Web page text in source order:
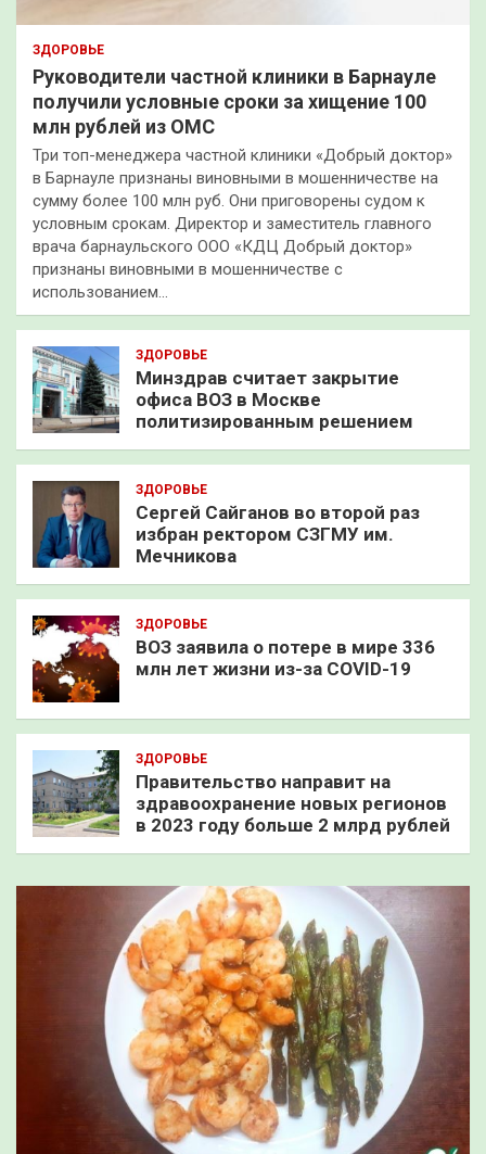
ЗДОРОВЬЕ
Руководители частной клиники в Барнауле
получили условные сроки за хищение 100
млн рублей из ОМС
Три топ-менеджера частной клиники «Добрый доктор»
в Барнауле признаны виновными в мошенничестве на
сумму более 100 млн руб. Они приговорены судом к
условным срокам. Директор и заместитель главного
врача барнаульского ООО «КДЦ Добрый доктор»
признаны виновными в мошенничестве с
использованием…
ЗДОРОВЬЕ
Минздрав считает закрытие
офиса ВОЗ в Москве
политизированным решением
ЗДОРОВЬЕ
Сергей Сайганов во второй раз
избран ректором СЗГМУ им.
Мечникова
ЗДОРОВЬЕ
ВОЗ заявила о потере в мире 336
млн лет жизни из-за COVID-19
ЗДОРОВЬЕ
Правительство направит на
здравоохранение новых регионов
в 2023 году больше 2 млрд рублей